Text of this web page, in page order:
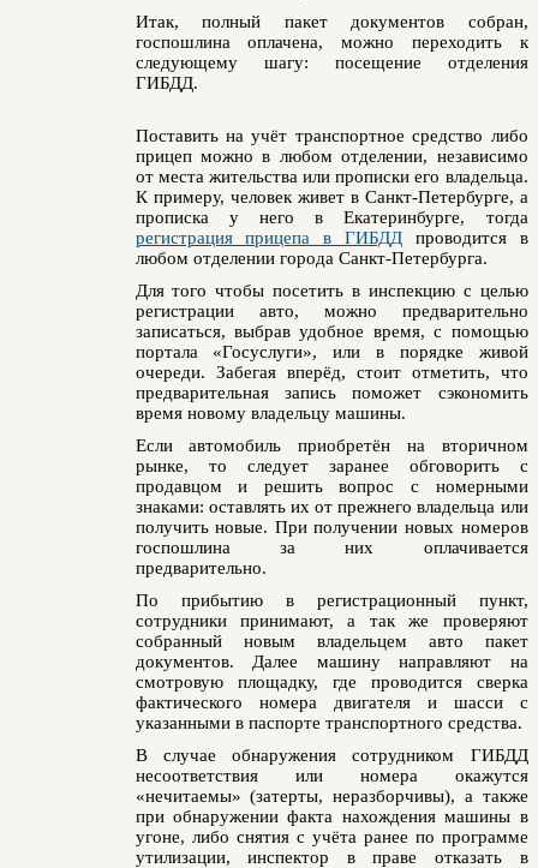
Итак, полный пакет документов собран,
госпошлина оплачена, можно переходить к
следующему шагу: посещение отделения
ГИБДД.
Поставить на учёт транспортное средство либо
прицеп можно в любом отделении, независимо
от места жительства или прописки его владельца.
К примеру, человек живет в Санкт-Петербурге, а
прописка у него в Екатеринбурге, тогда
регистрация прицепа в ГИБДДпроводится в
любом отделении города Санкт-Петербурга.
Для того чтобы посетить в инспекцию с целью
регистрации авто, можно предварительно
записаться, выбрав удобное время, с помощью
портала «Госуслуги», или в порядке живой
очереди. Забегая вперёд, стоит отметить, что
предварительная запись поможет сэкономить
время новому владельцу машины.
Если автомобиль приобретён на вторичном
рынке, то следует заранее обговорить с
продавцом и решить вопрос с номерными
знаками: оставлять их от прежнего владельца или
получить новые. При получении новых номеров
госпошлина за них оплачивается
предварительно.
По прибытию в регистрационный пункт,
сотрудники принимают, а так же проверяют
собранный новым владельцем авто пакет
документов. Далее машину направляют на
смотровую площадку, где проводится сверка
фактического номера двигателя и шасси с
указанными в паспорте транспортного средства.
В случае обнаружения сотрудником ГИБДД
несоответствия или номера окажутся
«нечитаемы» (затерты, неразборчивы), а также
при обнаружении факта нахождения машины в
угоне, либо снятия с учёта ранее по программе
утилизации, инспектор в праве отказать в